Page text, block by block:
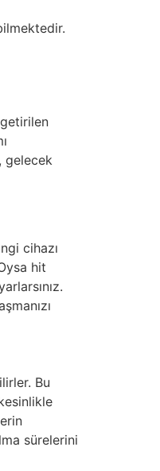
gelecek
cihazı
hit
Bu
sürelerini